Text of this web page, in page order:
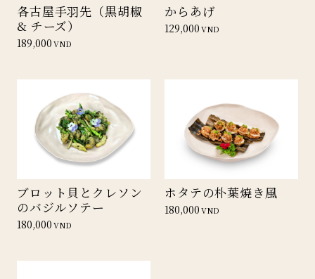
各古屋手羽先（黒胡椒
& チーズ）
189,000VND
からあげ
129,000VND
ブロット貝とクレソン
のバジルソテー
180,000VND
ホタテの朴葉焼き風
180,000VND